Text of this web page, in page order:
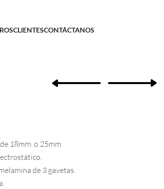
CLIENTESCONTÁCTANOS
18mm. o 25mm.
de 3 gavetas.